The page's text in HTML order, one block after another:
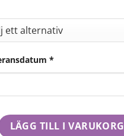
*
LÄGG TILL I VARUKORG